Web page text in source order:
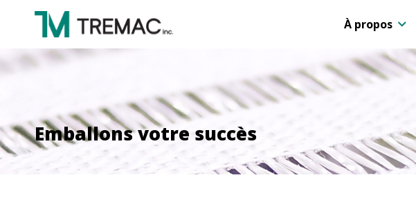
À propos
Emballons votre succès